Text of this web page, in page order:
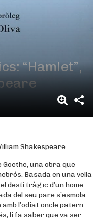
“Hamlet”,
Shakespeare.
una obra que
Basada en una vella
destí tràgic d’un home
del seu pare s’esmola
l’odiat oncle patern.
li fa saber que va ser